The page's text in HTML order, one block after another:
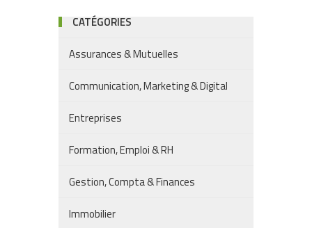
CATÉGORIES
Assurances & Mutuelles
Communication, Marketing & Digital
Entreprises
Formation, Emploi & RH
Gestion, Compta & Finances
Immobilier